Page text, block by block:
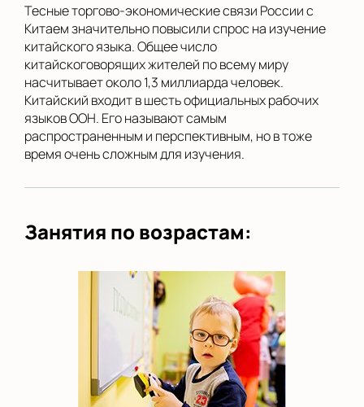
области
Показать на карте
Выбрать другой город
Тесные торгово-экономические связи России с
Китаем значительно повысили спрос на изучение
китайского языка. Общее число
китайскоговорящих жителей по всему миру
насчитывает около 1,3 миллиарда человек.
Китайский входит в шесть официальных рабочих
языков ООН. Его называют самым
распространенным и перспективным, но в тоже
время очень сложным для изучения.
Занятия по возрастам: